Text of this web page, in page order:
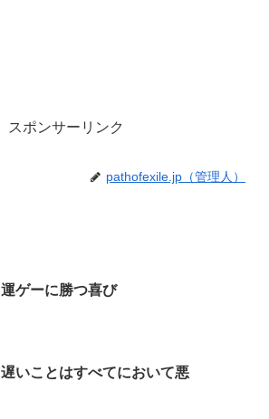
スポンサーリンク
pathofexile.jp（管理人）
運ゲーに勝つ喜び
遅いことはすべてにおいて悪